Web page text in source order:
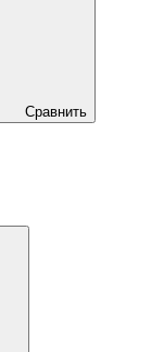
Сравнить